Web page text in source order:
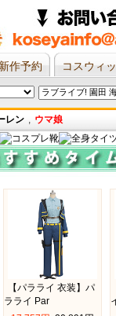
作予約 コスウィ
レン , ウマ娘
【パラライ 衣装】パ
ラライ Par